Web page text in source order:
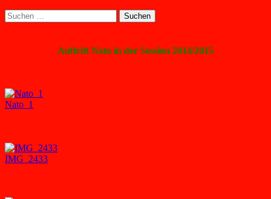
Suchen
nach:
Auftritt Nato in der Session 2014/2015
Nato_1
IMG_2433